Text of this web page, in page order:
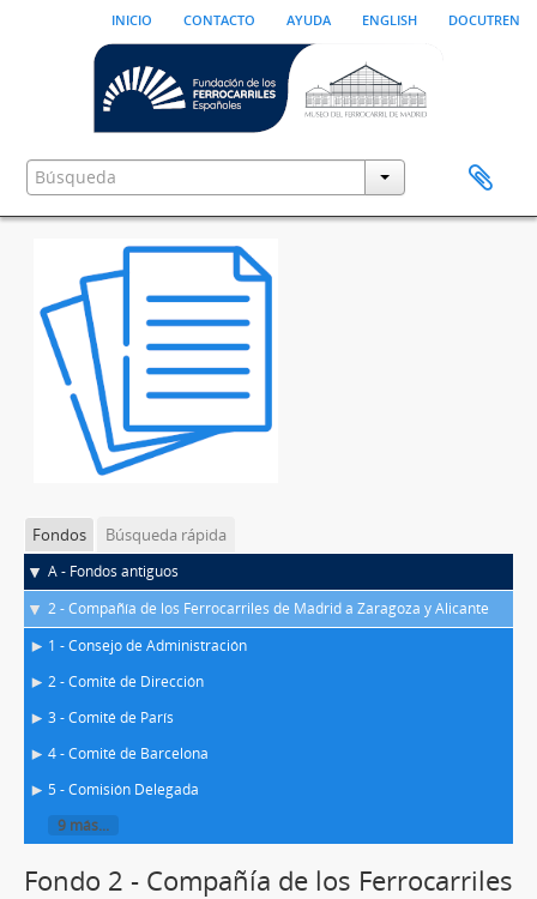
inicio contacto ayuda english docutren
Fondos Búsqueda rápida
A - Fondos antiguos
2 - Compañía de los Ferrocarriles de Madrid a Zaragoza y Alicante
1 - Consejo de Administración
2 - Comité de Dirección
3 - Comité de París
4 - Comité de Barcelona
5 - Comisión Delegada
9 más...
Fondo 2 - Compañía de los Ferrocarriles